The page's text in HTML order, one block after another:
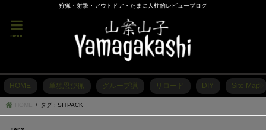
狩猟・射撃・アウトドア・たまに人柱的レビューブログ
menu
HOME 単独忍び猟 グループ猟 リロード DIY Site Map
タグ : SITPACK